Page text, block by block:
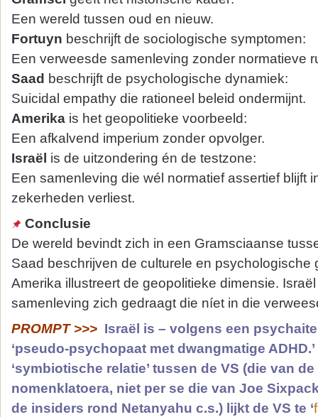
Een wereld tussen oud en nieuw.
Fortuyn beschrijft de sociologische symptomen:
Een verweesde samenleving zonder normatieve
Saad beschrijft de psychologische dynamiek:
Suicidal empathy die rationeel beleid ondermijnt.
Amerika is het geopolitieke voorbeeld:
Een afkalvend imperium zonder opvolger.
Israël is de uitzondering én de testzone:
Een samenleving die wél normatief assertief blijft
zekerheden verliest.
Conclusie
De wereld bevindt zich in een Gramsciaanse
Saad beschrijven de culturele en psychologische
Amerika illustreert de geopolitieke dimensie.
samenleving zich gedraagt die níet in die
PROMPT >>> Israël is – volgens een
‘pseudo-psychopaat met dwangmatige
‘symbiotische relatie’ tussen de VS (die van
nomenklatoera, niet per se die van Joe
de insiders rond Netanyahu c.s.) lijkt de VS te ‘